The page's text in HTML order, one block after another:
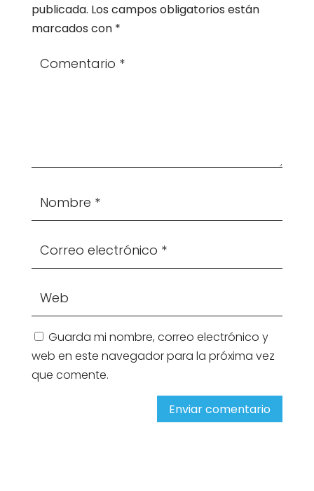
publicada. Los campos obligatorios están
marcados con *
Guarda mi nombre, correo electrónico y
web en este navegador para la próxima vez
que comente.
Enviar comentario